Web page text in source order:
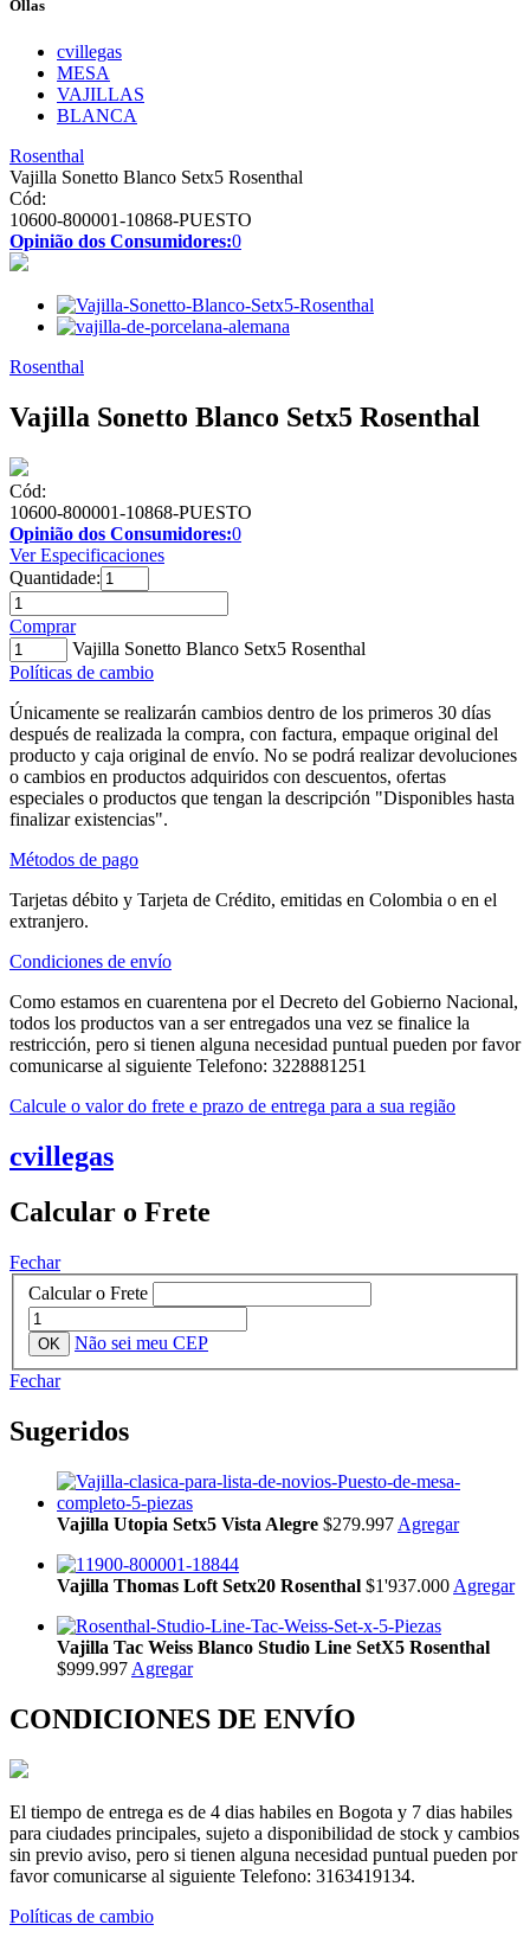
Ollas
cvillegas
MESA
VAJILLAS
BLANCA
Rosenthal
Vajilla Sonetto Blanco Setx5 Rosenthal
Cód:
10600-800001-10868-PUESTO
Opinião dos Consumidores:0
Rosenthal
Vajilla Sonetto Blanco Setx5 Rosenthal
Cód:
10600-800001-10868-PUESTO
Opinião dos Consumidores:0
Ver Especificaciones
Quantidade:
Comprar
Vajilla Sonetto Blanco Setx5 Rosenthal
Políticas de cambio
Únicamente se realizarán cambios dentro de los primeros 30 días
después de realizada la compra, con factura, empaque original del
producto y caja original de envío. No se podrá realizar devoluciones
o cambios en productos adquiridos con descuentos, ofertas
especiales o productos que tengan la descripción "Disponibles hasta
finalizar existencias".
Métodos de pago
Tarjetas débito y Tarjeta de Crédito, emitidas en Colombia o en el
extranjero.
Condiciones de envío
Como estamos en cuarentena por el Decreto del Gobierno Nacional,
todos los productos van a ser entregados una vez se finalice la
restricción, pero si tienen alguna necesidad puntual pueden por favor
comunicarse al siguiente Telefono: 3228881251
Calcule o valor do frete e prazo de entrega para a sua região
cvillegas
Calcular o Frete
Fechar
Calcular o Frete
Não sei meu CEP
Fechar
Sugeridos
Vajilla Utopia Setx5 Vista Alegre $279.997 Agregar
Vajilla Thomas Loft Setx20 Rosenthal $1'937.000 Agregar
Vajilla Tac Weiss Blanco Studio Line SetX5 Rosenthal
$999.997 Agregar
CONDICIONES DE ENVÍO
El tiempo de entrega es de 4 dias habiles en Bogota y 7 dias habiles
para ciudades principales, sujeto a disponibilidad de stock y cambios
sin previo aviso, pero si tienen alguna necesidad puntual pueden por
favor comunicarse al siguiente Telefono: 3163419134.
Políticas de cambio